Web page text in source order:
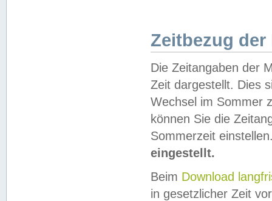
Zeitbezug der
Die Zeitangaben der
Zeit dargestellt. Dies
Wechsel im Sommer
können Sie die
Sommerzeit
eingestellt.
Beim Download
in gesetzlicher Zeit